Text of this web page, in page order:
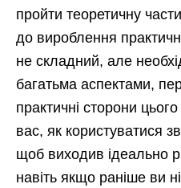
пройти теоретичну
до вироблення
не складний, але
багатьма аспектами,
практичні сторони
вас, як користуватися
щоб виходив ідеально
навіть якщо раніше ви